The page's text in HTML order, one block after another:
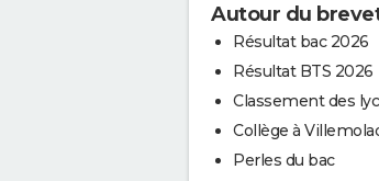
Autour du
Résultat bac 2026
Résultat BTS 2026
Classement des
Collège à
Perles du bac